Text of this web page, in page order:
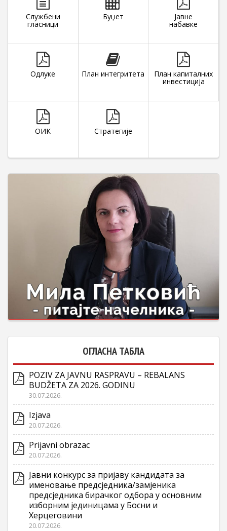
Службени
гласници
Буџет Јавне
набавке
Одлуке План интегритета План капиталних
инвестиција
ОИК Стратегије
ОГЛАСНА ТАБЛА
POZIV ZA JAVNU RASPRAVU – REBALANS
BUDŽETA ZA 2026. GODINU
30.07.2026.
Izjava
20.07.2026.
Prijavni obrazac
20.07.2026.
Јавни конкурс за пријаву кандидата за
именовање предсједника/замјеника
предсједника бирачког одбора у основним
изборним јединицама у Босни и
Херцеговини
20.07.2026.